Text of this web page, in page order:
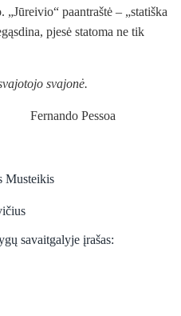
paantraštė – „statiška
pjesė statoma ne tik
svajonė.
Fernando Pessoa
Musteikis
savaitgalyje įrašas: